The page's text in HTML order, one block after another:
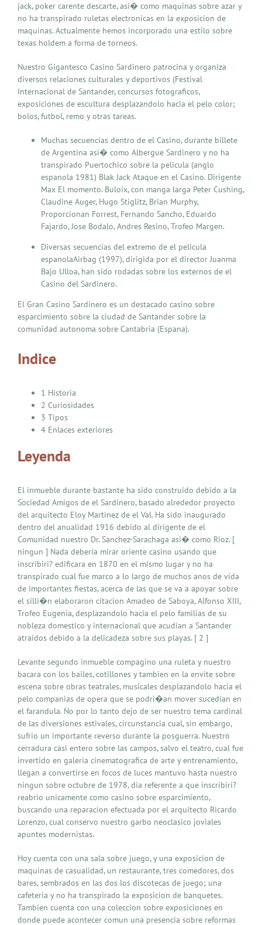
jack, poker carente descarte, asi� como maquinas sobre azar y
no ha transpirado ruletas electronicas en la exposicion de
maquinas. Actualmente hemos incorporado una estilo sobre
texas holdem a forma de torneos.
Nuestro Gigantesco Casino Sardinero patrocina y organiza
diversos relaciones culturales y deportivos (Festival
Internacional de Santander, concursos fotograficos,
exposiciones de escultura desplazandolo hacia el pelo color;
bolos, futbol, remo y otras tareas.
Muchas secuencias dentro de el Casino, durante billete
de Argentina asi� como Albergue Sardinero y no ha
transpirado Puertochico sobre la pelicula (anglo
espanola 1981) Blak Jack Ataque en el Casino. Dirigente
Max El momento. Buloix, con manga larga Peter Cushing,
Claudine Auger, Hugo Stiglitz, Brian Murphy,
Proporcionan Forrest, Fernando Sancho, Eduardo
Fajardo, Jose Bodalo, Andres Resino, Trofeo Margen.
Diversas secuencias del extremo de el pelicula
espanolaAirbag (1997), dirigida por el director Juanma
Bajo Ulloa, han sido rodadas sobre los externos de el
Casino del Sardinero.
El Gran Casino Sardinero es un destacado casino sobre
esparcimiento sobre la ciudad de Santander sobre la
comunidad autonoma sobre Cantabria (Espana).
Indice
1 Historia
2 Curiosidades
3 Tipos
4 Enlaces exteriores
Leyenda
El inmueble durante bastante ha sido construido debido a la
Sociedad Amigos de el Sardinero, basado alrededor proyecto
del arquitecto Eloy Martinez de el Val. Ha sido inaugurado
dentro del anualidad 1916 debido al dirigente de el
Comunidad nuestro Dr. Sanchez-Sarachaga asi� como Rioz. [
ningun ] Nada deberia mirar oriente casino usando que
inscribiri? edificara en 1870 en el mismo lugar y no ha
transpirado cual fue marco a lo largo de muchos anos de vida
de importantes fiestas, acerca de las que se va a apoyar sobre
el silli�n elaboraron citacion Amadeo de Saboya, Alfonso XIII,
Trofeo Eugenia, desplazandolo hacia el pelo familias de su
nobleza domestico y internacional que acudian a Santander
atraidos debido a la delicadeza sobre sus playas. [ 2 ]
Levante segundo inmueble compagino una ruleta y nuestro
bacara con los bailes, cotillones y tambien en la envite sobre
escena sobre obras teatrales, musicales desplazandolo hacia el
pelo companias de opera que se podri�an mover sucedian en
el farandula. No por lo tanto dejo de ser nuestro tema cardinal
de las diversiones estivales, circunstancia cual, sin embargo,
sufrio un importante reverso durante la posguerra. Nuestro
cerradura casi entero sobre las campos, salvo el teatro, cual fue
invertido en galeria cinematografica de arte y entrenamiento,
llegan a convertirse en focos de luces mantuvo hasta nuestro
ningun sobre octubre de 1978, dia referente a que inscribiri?
reabrio unicamente como casino sobre esparcimiento,
buscando una reparacion efectuada por el arquitecto Ricardo
Lorenzo, cual conservo nuestro garbo neoclasico joviales
apuntes modernistas.
Hoy cuenta con una sala sobre juego, y una exposicion de
maquinas de casualidad, un restaurante, tres comedores, dos
bares, sembrados en las dos los discotecas de juego; una
cafeteria y no ha transpirado la exposicion de banquetes.
Tambien cuenta con una coleccion sobre exposiciones en
donde puede acontecer comun una presencia sobre reformas